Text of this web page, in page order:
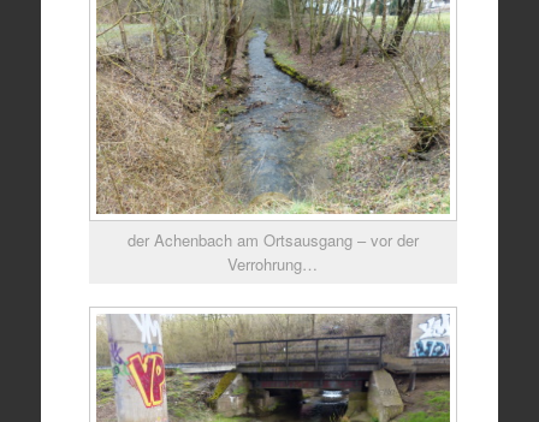
der Achenbach am Ortsausgang – vor der
Verrohrung…